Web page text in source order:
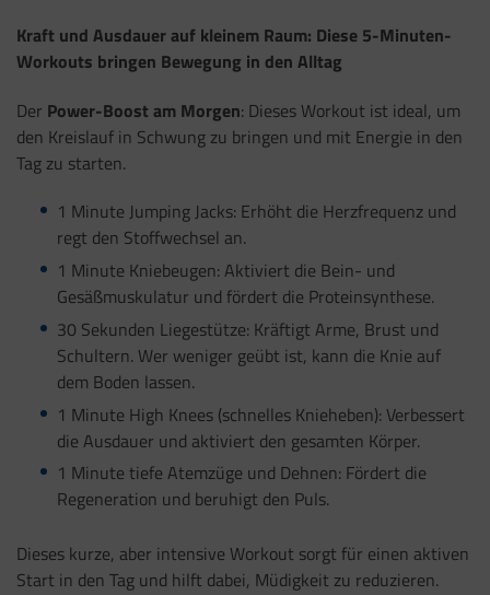
Kraft und Ausdauer auf kleinem Raum: Diese 5-Minuten-
Workouts bringen Bewegung in den Alltag
Der Power-Boost am Morgen: Dieses Workout ist ideal, um
den Kreislauf in Schwung zu bringen und mit Energie in den
Tag zu starten.
1 Minute Jumping Jacks: Erhöht die Herzfrequenz und
regt den Stoffwechsel an.
1 Minute Kniebeugen: Aktiviert die Bein- und
Gesäßmuskulatur und fördert die Proteinsynthese.
30 Sekunden Liegestütze: Kräftigt Arme, Brust und
Schultern. Wer weniger geübt ist, kann die Knie auf
dem Boden lassen.
1 Minute High Knees (schnelles Knieheben): Verbessert
die Ausdauer und aktiviert den gesamten Körper.
1 Minute tiefe Atemzüge und Dehnen: Fördert die
Regeneration und beruhigt den Puls.
Dieses kurze, aber intensive Workout sorgt für einen aktiven
Start in den Tag und hilft dabei, Müdigkeit zu reduzieren.